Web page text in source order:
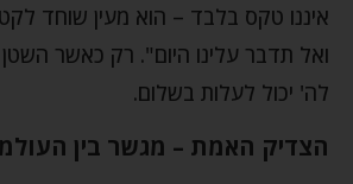
איננו טקס בלבד – הוא מעין שוחד
ואל תדבר עלינו היום". רק כאשר
לה' יכול לעלות בשלום.
הצדיק האמת – מגשר בין